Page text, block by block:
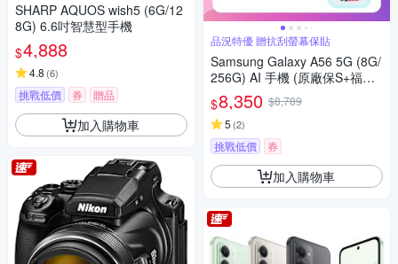
SHARP AQUOS wish5 (6G/12
8G) 6.6吋智慧型手機
$4,888
4.8 (6)
挑戰低價 券 贈品
加入購物車
品況特優 贈抗刮螢幕保貼
Samsung Galaxy A56 5G (8G/
256G) AI 手機 (原廠保S+福利
品)+螢幕保貼
$8,350 $8,789
5 (2)
挑戰低價 券
加入購物車